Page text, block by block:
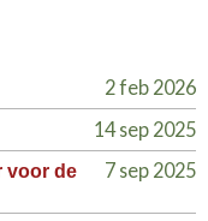
2 feb 2026
14 sep 2025
voor de
7 sep 2025